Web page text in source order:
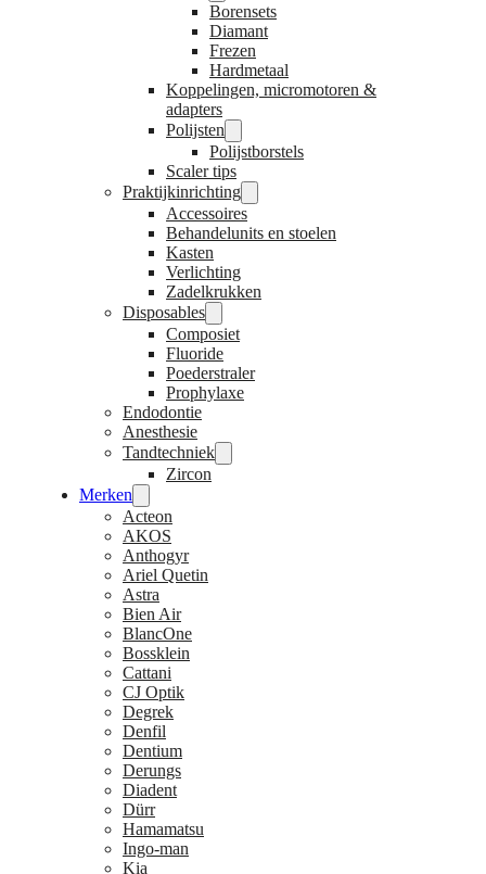
Borensets
Diamant
Frezen
Hardmetaal
Koppelingen, micromotoren &
adapters
Polijsten
Polijstborstels
Scaler tips
Praktijkinrichting
Accessoires
Behandelunits en stoelen
Kasten
Verlichting
Zadelkrukken
Disposables
Composiet
Fluoride
Poederstraler
Prophylaxe
Endodontie
Anesthesie
Tandtechniek
Zircon
Merken
Acteon
AKOS
Anthogyr
Ariel Quetin
Astra
Bien Air
BlancOne
Bossklein
Cattani
CJ Optik
Degrek
Denfil
Dentium
Derungs
Diadent
Dürr
Hamamatsu
Ingo-man
Kia